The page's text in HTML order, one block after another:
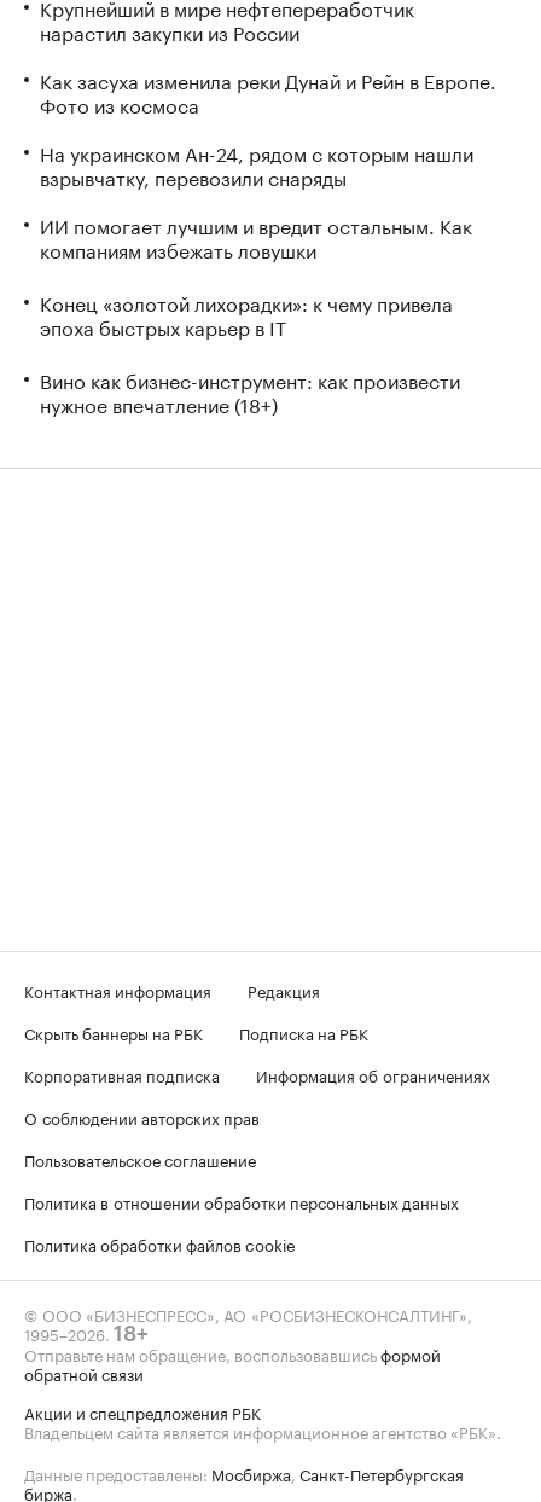
Крупнейший в мире нефтепереработчик
нарастил закупки из России
Как засуха изменила реки Дунай и Рейн в Европе.
Фото из космоса
На украинском Ан-24, рядом с которым нашли
взрывчатку, перевозили снаряды
ИИ помогает лучшим и вредит остальным. Как
компаниям избежать ловушки
Конец «золотой лихорадки»: к чему привела
эпоха быстрых карьер в IT
Вино как бизнес-инструмент: как произвести
нужное впечатление (18+)
Контактная информация
Редакция
Скрыть баннеры на РБК
Подписка на РБК
Корпоративная подписка
Информация об ограничениях
О соблюдении авторских прав
Пользовательское соглашение
Политика в отношении обработки персональных данных
Политика обработки файлов cookie
© ООО «БИЗНЕСПРЕСС», АО «РОСБИЗНЕСКОНСАЛТИНГ»,
1995–2026 18+
Отправьте нам обращение, воспользовавшисьформой
обратной связи
Акции и спецпредложения РБК
Владельцем сайта является информационное агентство «РБК».
Данные предоставлены: Мосбиржа Санкт-Петербургская
биржа